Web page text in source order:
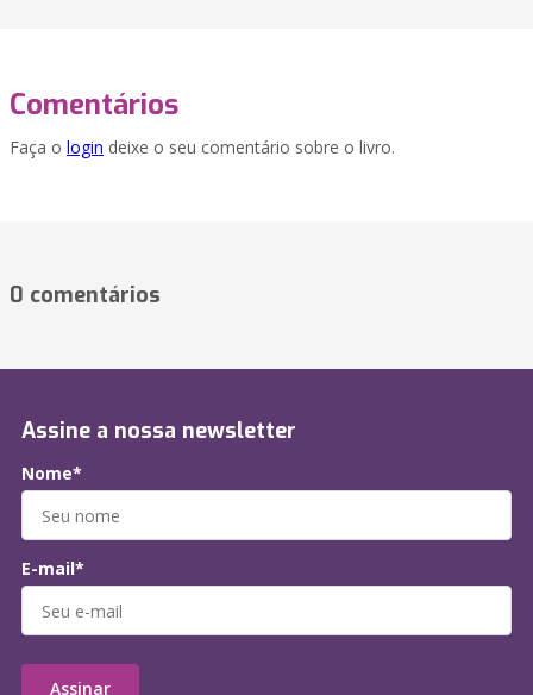
Comentários
Faça o login deixe o seu comentário sobre o livro.
0 comentários
Assine a nossa newsletter
Nome*
E-mail*
Assinar